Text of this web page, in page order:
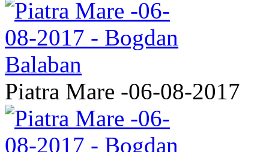
Piatra Mare -06-08-2017